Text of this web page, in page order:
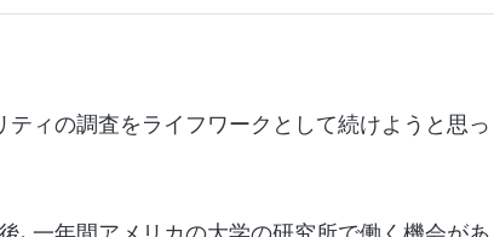
ィの調査をライフワークとして続けようと思っ
一年間アメリカの大学の研究所で働く機会があ